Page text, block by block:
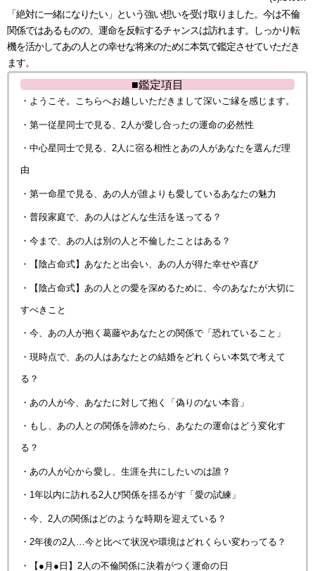
「絶対に一緒になりたい」という強い想いを受け取りました。今は不倫
関係ではあるものの、運命を反転するチャンスは訪れます。しっかり転
機を活かしてあの人との幸せな将来のために本気で鑑定させていただき
ます。
■鑑定項目
・ようこそ。こちらへお越しいただきまして深いご縁を感じます。
・第一従星同士で見る、2人が愛し合ったの運命の必然性
・中心星同士で見る、2人に宿る相性とあの人があなたを選んだ理
由
・第一命星で見る、あの人が誰よりも愛しているあなたの魅力
・普段家庭で、あの人はどんな生活を送ってる？
・今まで、あの人は別の人と不倫したことはある？
・【陰占命式】あなたと出会い、あの人が得た幸せや喜び
・【陰占命式】あの人との愛を深めるために、今のあなたが大切に
すべきこと
・今、あの人が抱く葛藤やあなたとの関係で「恐れていること」
・現時点で、あの人はあなたとの結婚をどれくらい本気で考えて
る？
・あの人が今、あなたに対して抱く「偽りのない本音」
・もし、あの人との関係を諦めたら、あなたの運命はどう変化す
る？
・あの人が心から愛し、生涯を共にしたいのは誰？
・1年以内に訪れる2人び関係を揺るがす「愛の試練」
・今、2人の関係はどのような時期を迎えている？
・2年後の2人…今と比べて状況や環境はどれくらい変わってる？
・【●月●日】2人の不倫関係に決着がつく運命の日